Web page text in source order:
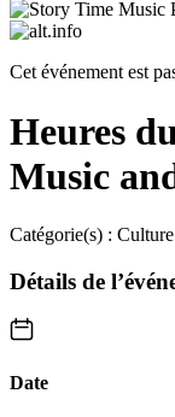
Cet événement est
Heures
Music
Catégorie(s) :
Détails de
Date